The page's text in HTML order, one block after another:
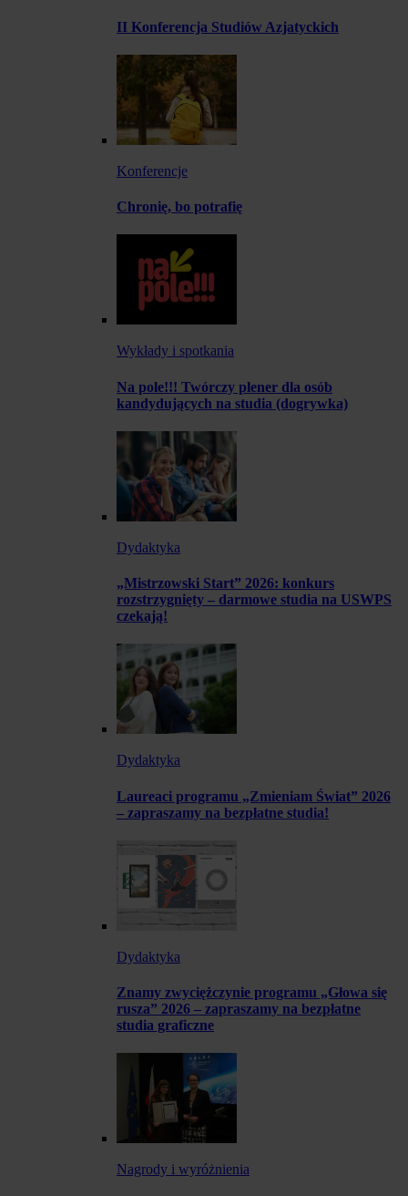
II Konferencja Studiów Azjatyckich
Konferencje
Chronię, bo potrafię
Wykłady i spotkania
Na pole!!! Twórczy plener dla osób
kandydujących na studia (dogrywka)
Dydaktyka
„Mistrzowski Start” 2026: konkurs
rozstrzygnięty – darmowe studia na USWPS
czekają!
Dydaktyka
Laureaci programu „Zmieniam Świat” 2026
– zapraszamy na bezpłatne studia!
Dydaktyka
Znamy zwyciężczynie programu „Głowa się
rusza” 2026 – zapraszamy na bezpłatne
studia graficzne
Nagrody i wyróżnienia